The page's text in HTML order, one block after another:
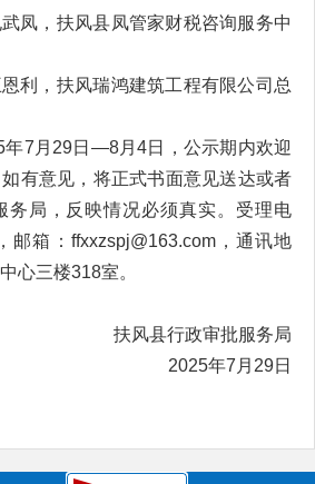
凤，扶风县凤管家财税咨询服务中
利，扶风瑞鸿建筑工程有限公司总
年7月29日—8月4日，公示期内欢迎
有意见，将正式书面意见送达或者
务局，反映情况必须真实。受理电
邮箱：ffxxzspj@163.com，通讯地
务中心三楼318室。
县行政审批服务局
年7月29日